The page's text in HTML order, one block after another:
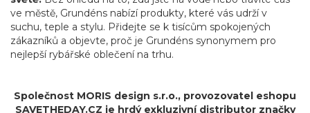
ve městě, Grundéns nabízí produkty, které vás udrží v
suchu, teple a stylu. Přidejte se k tisícům spokojených
zákazníků a objevte, proč je Grundéns synonymem pro
nejlepší rybářské oblečení na trhu.
Společnost MORIS design s.r.o., provozovatel eshopu
SAVETHEDAY.CZ je hrdý exkluzivní distributor značky